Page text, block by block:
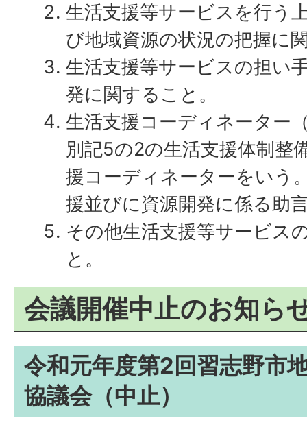
生活支援等サービスを行う
び地域資源の状況の把握に
生活支援等サービスの担い
発に関すること。
生活支援コーディネーター
別記5の2の生活支援体制整
援コーディネーターをいう
援並びに資源開発に係る助
その他生活支援等サービス
と。
会議開催中止のお知ら
令和元年度第2回習志野市
協議会（中止）